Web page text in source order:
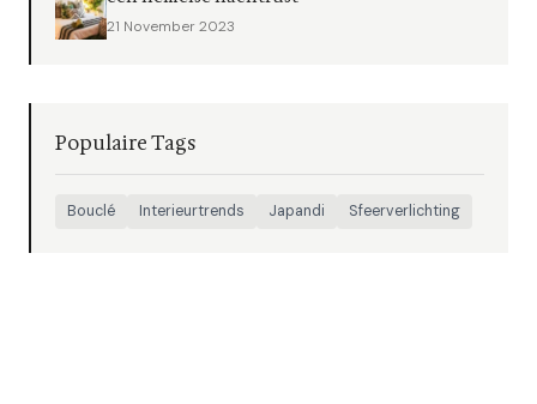
21 November 2023
Populaire Tags
Bouclé Interieurtrends Japandi Sfeerverlichting